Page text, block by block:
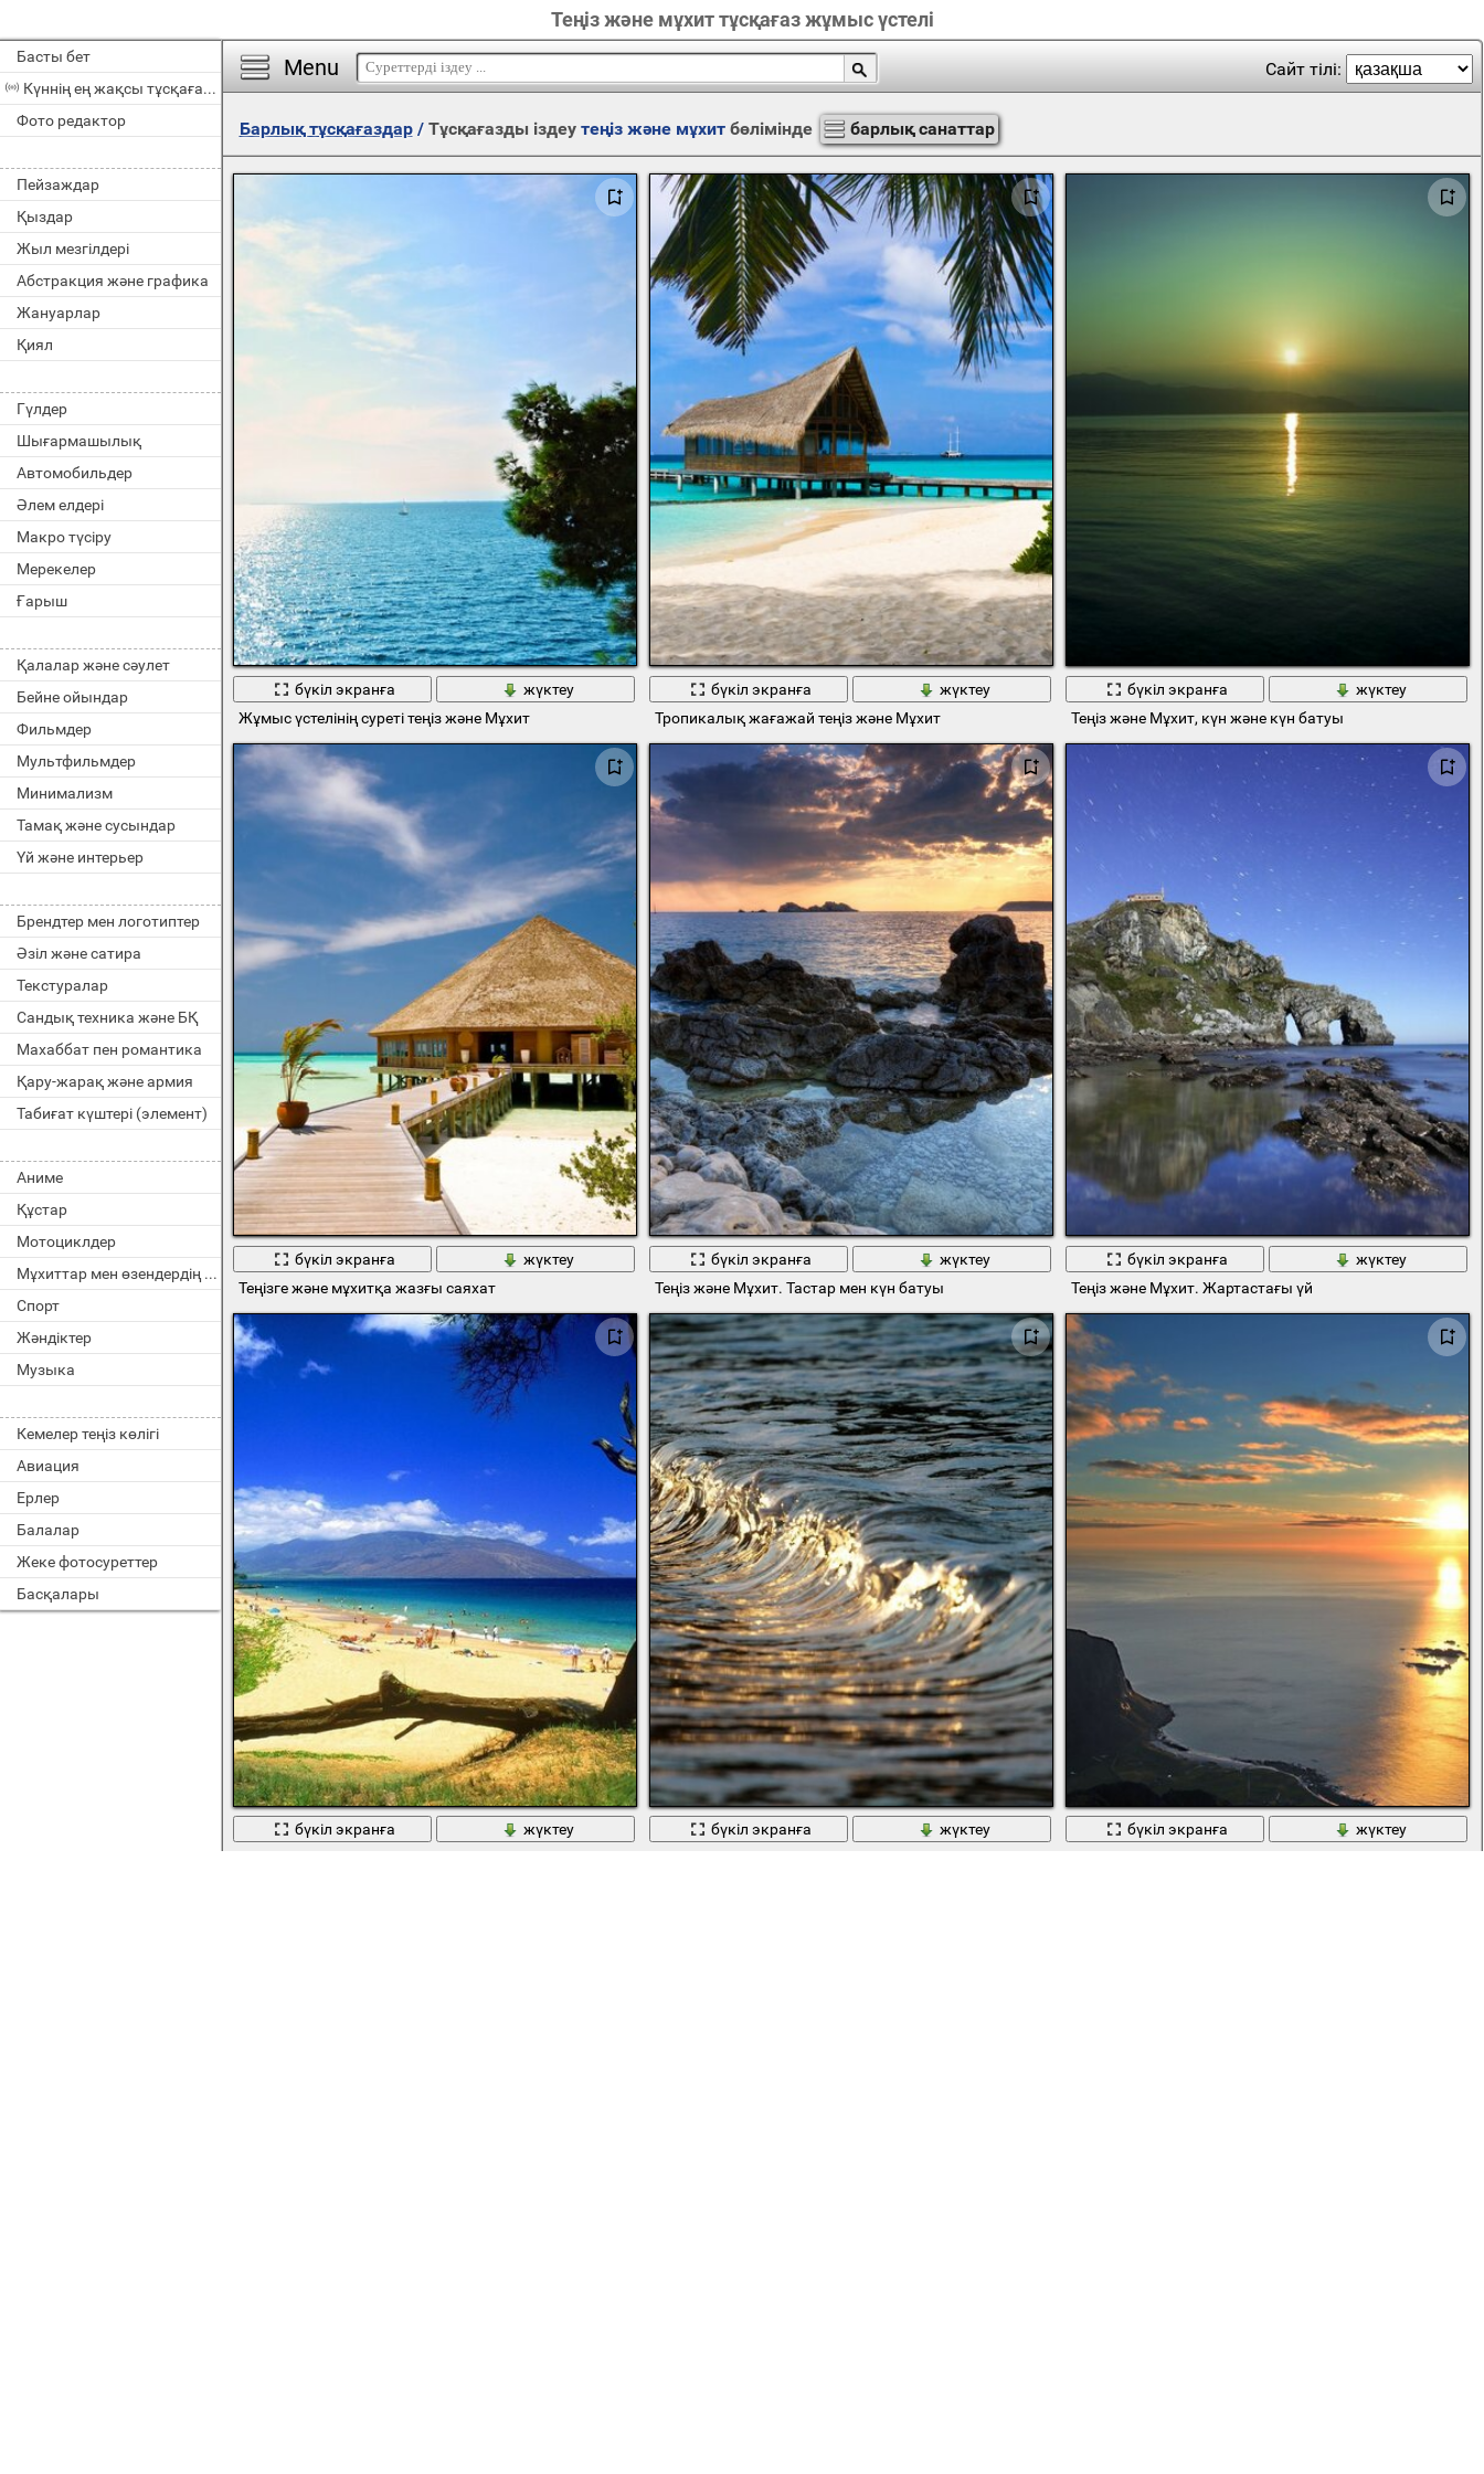
Теңіз және мұхит тұсқағаз жұмыс үстелі
Басты бет
Күннің ең жақсы тұсқағазы
Фото редактор
Пейзаждар
Қыздар
Жыл мезгілдері
Абстракция және графика
Жануарлар
Қиял
Гүлдер
Шығармашылық
Автомобильдер
Әлем елдері
Макро түсіру
Мерекелер
Ғарыш
Қалалар және сәулет
Бейне ойындар
Фильмдер
Мультфильмдер
Минимализм
Тамақ және сусындар
Үй және интерьер
Брендтер мен логотиптер
Әзіл және сатира
Текстуралар
Сандық техника және БҚ
Махаббат пен романтика
Қару-жарақ және армия
Табиғат күштері (элемент)
Аниме
Құстар
Мотоциклдер
Мұхиттар мен өзендердің тұрғындары
Спорт
Жәндіктер
Музыка
Кемелер теңіз көлігі
Авиация
Ерлер
Балалар
Жеке фотосуреттер
Басқалары
Menu Сайт тілі:
Барлық тұсқағаздар/ Тұсқағазды іздеу теңіз және мұхитбөлімінде барлық санаттар
бүкіл экранға
жүктеу
Жұмыс үстелінің суреті теңіз және Мұхит
бүкіл экранға
жүктеу
Тропикалық жағажай теңіз және Мұхит
бүкіл экранға
жүктеу
Теңіз және Мұхит, күн және күн батуы
бүкіл экранға
жүктеу
Теңізге және мұхитқа жазғы саяхат
бүкіл экранға
жүктеу
Теңіз және Мұхит. Тастар мен күн батуы
бүкіл экранға
жүктеу
Теңіз және Мұхит. Жартастағы үй
бүкіл экранға
жүктеу
бүкіл экранға
жүктеу
бүкіл экранға
жүктеу